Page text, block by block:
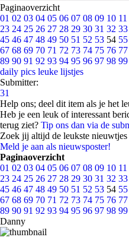
Paginaoverzicht
01 02 03 04 05 06 07 08 09 10 11
23 24 25 26 27 28 29 30 31 32 33
45 46 47 48 49 50 51 52 53 54 55
67 68 69 70 71 72 73 74 75 76 77
89 90 91 92 93 94 95 96 97 98 99
daily pics leuke lijstjes
Submitter:
31
Help ons; deel dit item als je het
Heb je een leuk of interessant
terug ziet? Tip ons dan via de
Zoek jij altijd de leukste
Meld je aan als nieuwsposter!
Paginaoverzicht
01 02 03 04 05 06 07 08 09 10 11
23 24 25 26 27 28 29 30 31 32 33
45 46 47 48 49 50 51 52 53 54 55
67 68 69 70 71 72 73 74 75 76 77
89 90 91 92 93 94 95 96 97 98 99
Danny